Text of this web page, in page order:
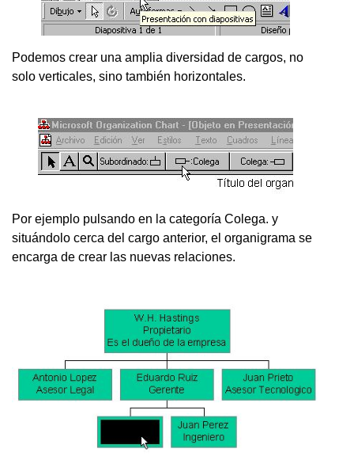
Podemos crear una amplia diversidad de cargos, no
solo verticales, sino también horizontales.
Por ejemplo pulsando en la categoría Colega. y
situándolo cerca del cargo anterior, el organigrama se
encarga de crear las nuevas relaciones.